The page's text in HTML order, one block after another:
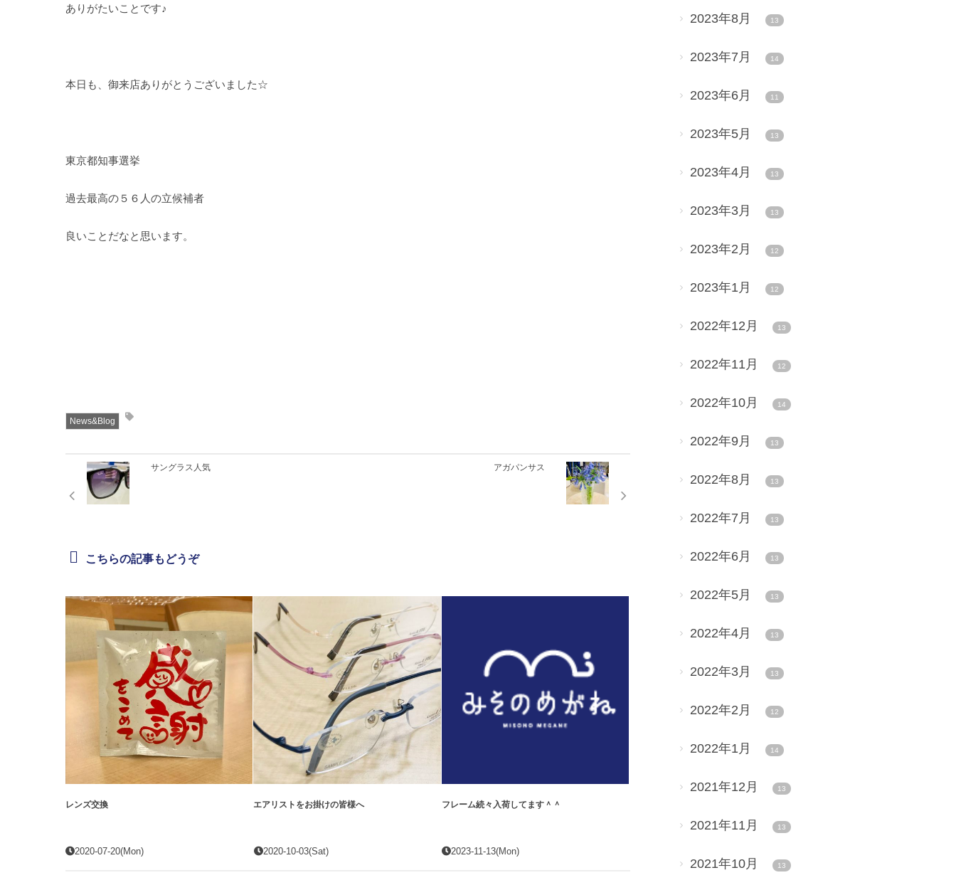
ありがたいことです♪
本日も、御来店ありがとうございました☆
東京都知事選挙
過去最高の５６人の立候補者
良いことだなと思います。
News&Blog
サングラス人気 アガパンサス
こちらの記事もどうぞ
レンズ交換
2020-07-20(Mon)
エアリストをお掛けの皆様へ
2020-10-03(Sat)
フレーム続々入荷してます＾＾
2023-11-13(Mon)
2023年8月 13
2023年7月 14
2023年6月 11
2023年5月 13
2023年4月 13
2023年3月 13
2023年2月 12
2023年1月 12
2022年12月 13
2022年11月 12
2022年10月 14
2022年9月 13
2022年8月 13
2022年7月 13
2022年6月 13
2022年5月 13
2022年4月 13
2022年3月 13
2022年2月 12
2022年1月 14
2021年12月 13
2021年11月 13
2021年10月 13